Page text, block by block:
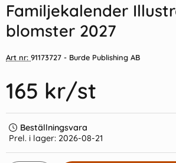
55 kr/st
Familjekalender
blomster 2027
Art nr: 91173727 - Burde Publishing AB
165 kr/st
Beställningsvara
Prel. i lager: 2026-08-21